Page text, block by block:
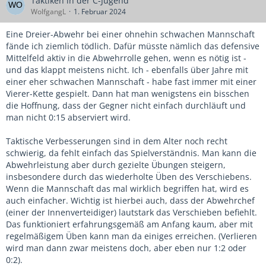
WolfgangL 1. Februar 2024
Eine Dreier-Abwehr bei einer ohnehin schwachen Mannschaft
fände ich ziemlich tödlich. Dafür müsste nämlich das defensive
Mittelfeld aktiv in die Abwehrrolle gehen, wenn es nötig ist -
und das klappt meistens nicht. Ich - ebenfalls über Jahre mit
einer eher schwachen Mannschaft - habe fast immer mit einer
Vierer-Kette gespielt. Dann hat man wenigstens ein bisschen
die Hoffnung, dass der Gegner nicht einfach durchläuft und
man nicht 0:15 abserviert wird.
Taktische Verbesserungen sind in dem Alter noch recht
schwierig, da fehlt einfach das Spielverständnis. Man kann die
Abwehrleistung aber durch gezielte Übungen steigern,
insbesondere durch das wiederholte Üben des Verschiebens.
Wenn die Mannschaft das mal wirklich begriffen hat, wird es
auch einfacher. Wichtig ist hierbei auch, dass der Abwehrchef
(einer der Innenverteidiger) lautstark das Verschieben befiehlt.
Das funktioniert erfahrungsgemäß am Anfang kaum, aber mit
regelmäßigem Üben kann man da einiges erreichen. (Verlieren
wird man dann zwar meistens doch, aber eben nur 1:2 oder
0:2).